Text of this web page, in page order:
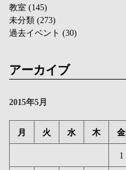
教室 (145)
未分類 (273)
過去イベント (30)
アーカイブ
2015年5月
月 火 水 木 金
1